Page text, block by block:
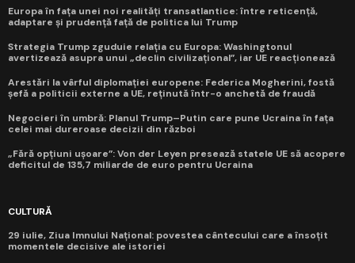
Europa în fața unei noi realități transatlantice: între reticență,
adaptare și prudență față de politica lui Trump
Strategia Trump zguduie relația cu Europa: Washingtonul
avertizează asupra unui „declin civilizațional”, iar UE reacționează
Arestări la vârful diplomației europene: Federica Mogherini, fostă
șefă a politicii externe a UE, reținută într-o anchetă de fraudă
Negocieri în umbră: Planul Trump–Putin care pune Ucraina în fața
celei mai dureroase decizii din război
„Fără opțiuni ușoare”: Von der Leyen presează statele UE să acopere
deficitul de 135,7 miliarde de euro pentru Ucraina
CULTURĂ
29 iulie, Ziua Imnului Național: povestea cântecului care a însoțit
momentele decisive ale istoriei